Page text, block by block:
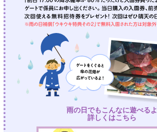
雨の日でもこんなに遊べるよ
詳しくはこちら